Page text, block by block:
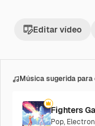
Editar vídeo
Música sugerida
Fighters
Pop,